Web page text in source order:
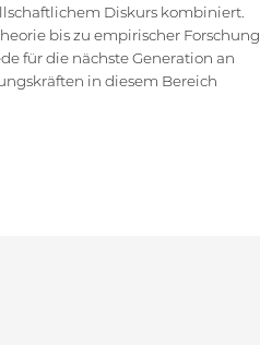
Diskurs kombiniert.
bis zu empirischer Forschung
für die nächste Generation an
in diesem Bereich